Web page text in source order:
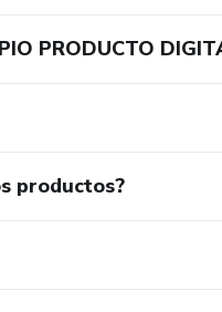
PRODUCTO
productos?